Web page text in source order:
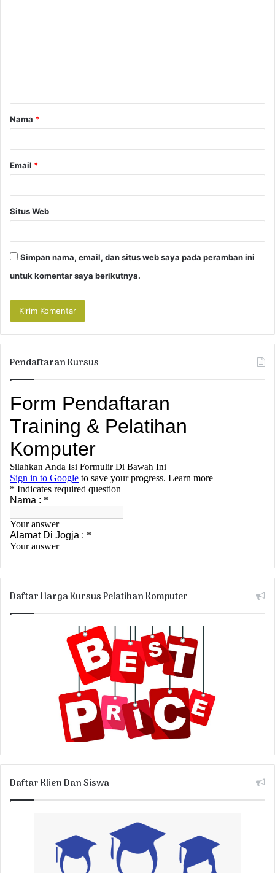
a
r
Nama *
Email *
Situs Web
Simpan nama, email, dan situs web saya pada peramban ini
untuk komentar saya berikutnya.
Pendaftaran Kursus
Daftar Harga Kursus Pelatihan Komputer
Daftar Klien Dan Siswa